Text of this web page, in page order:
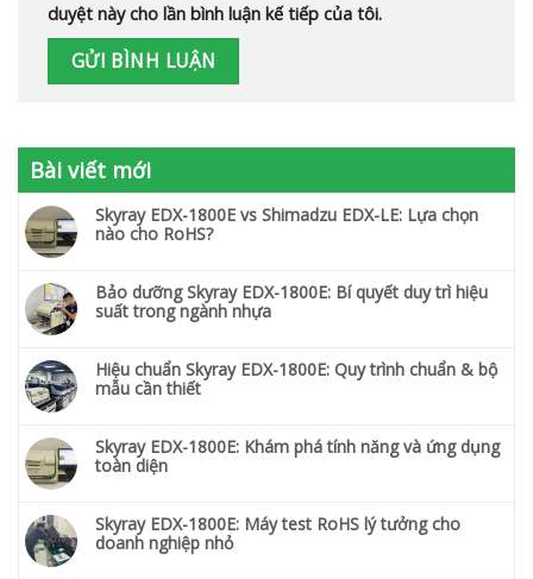
duyệt này cho lần bình luận kế tiếp của tôi.
Bài viết mới
Skyray EDX-1800E vs Shimadzu EDX-LE: Lựa chọn
nào cho RoHS?
Bảo dưỡng Skyray EDX-1800E: Bí quyết duy trì hiệu
suất trong ngành nhựa
Hiệu chuẩn Skyray EDX-1800E: Quy trình chuẩn & bộ
mẫu cần thiết
Skyray EDX-1800E: Khám phá tính năng và ứng dụng
toàn diện
Skyray EDX-1800E: Máy test RoHS lý tưởng cho
doanh nghiệp nhỏ